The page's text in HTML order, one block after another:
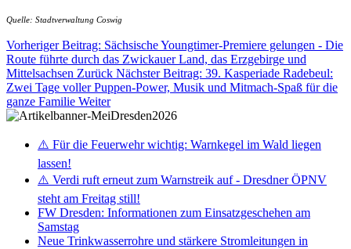
Quelle: Stadtverwaltung Coswig
Vorheriger Beitrag: Sächsische Youngtimer-Premiere gelungen - Die
Route führte durch das Zwickauer Land, das Erzgebirge und
Mittelsachsen Zurück Nächster Beitrag: 39. Kasperiade Radebeul:
Zwei Tage voller Puppen-Power, Musik und Mitmach-Spaß für die
ganze Familie Weiter
⚠️ Für die Feuerwehr wichtig: Warnkegel im Wald liegen
lassen!
⚠️ Verdi ruft erneut zum Warnstreik auf - Dresdner ÖPNV
steht am Freitag still!
FW Dresden: Informationen zum Einsatzgeschehen am
Samstag
Neue Trinkwasserrohre und stärkere Stromleitungen in